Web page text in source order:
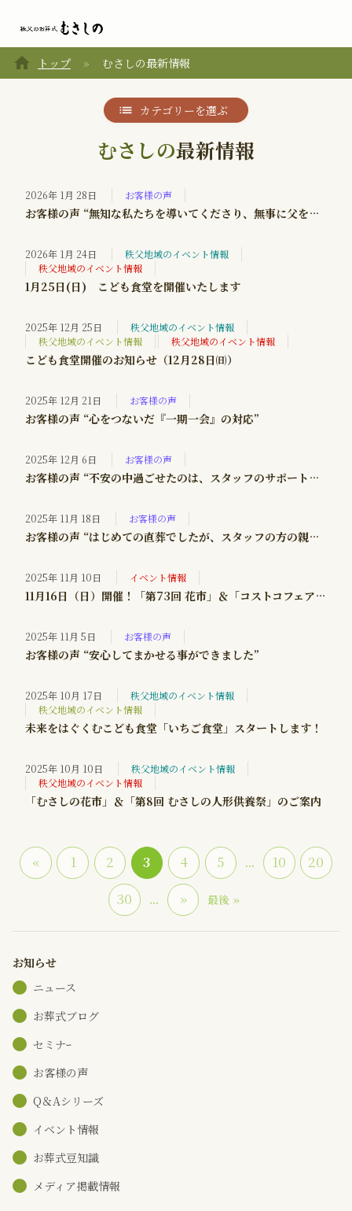
home トップ むさしの最新情報
カテゴリーを選ぶ
むさしの最新情報
2026年 1月 28日 お客様の声
お客様の声 “無知な私たちを導いてくださり、無事に父を見送れました”
2026年 1月 24日
秩父地域のイベント情報
秩父地域のイベント情報
1月25日(日) こども食堂を開催いたします
2025年 12月 25日
秩父地域のイベント情報
秩父地域のイベント情報
秩父地域のイベント情報
こども食堂開催のお知らせ（12月28日㈰）
2025年 12月 21日 お客様の声
お客様の声 “心をつないだ『一期一会』の対応”
2025年 12月 6日 お客様の声
お客様の声 “不安の中過ごせたのは、スタッフのサポートがあってのことでした”
2025年 11月 18日 お客様の声
お客様の声 “はじめての直葬でしたが、スタッフの方の親切な対応で安心できました”
2025年 11月 10日 イベント情報
11月16日（日）開催！「第73回 花市」＆「コストコフェア」＠おがのむさしの会館
2025年 11月 5日 お客様の声
お客様の声 “安心してまかせる事ができました”
2025年 10月 17日
秩父地域のイベント情報
秩父地域のイベント情報
未来をはぐくむこども食堂「いちご食堂」スタートします！
2025年 10月 10日
秩父地域のイベント情報
秩父地域のイベント情報
「むさしの花市」＆「第8回 むさしの人形供養祭」のご案内
« 1 2 3 4 5 ... 10
20
30
... » 最後 »
お知らせ
ニュース
お葬式ブログ
セミナｰ
お客様の声
Q＆Aシリーズ
イベント情報
お葬式豆知識
メディア掲載情報